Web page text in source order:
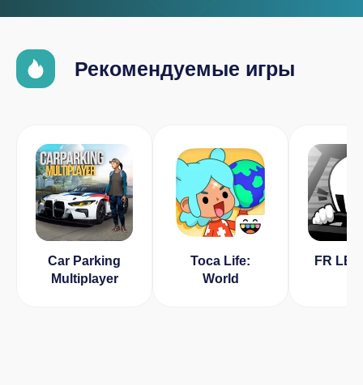
Рекомендуемые игры
Car Parking
Multiplayer
Toca Life:
World
FR